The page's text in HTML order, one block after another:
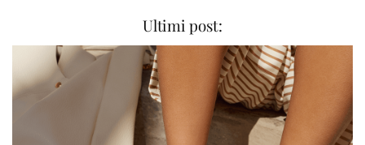
Ultimi post: